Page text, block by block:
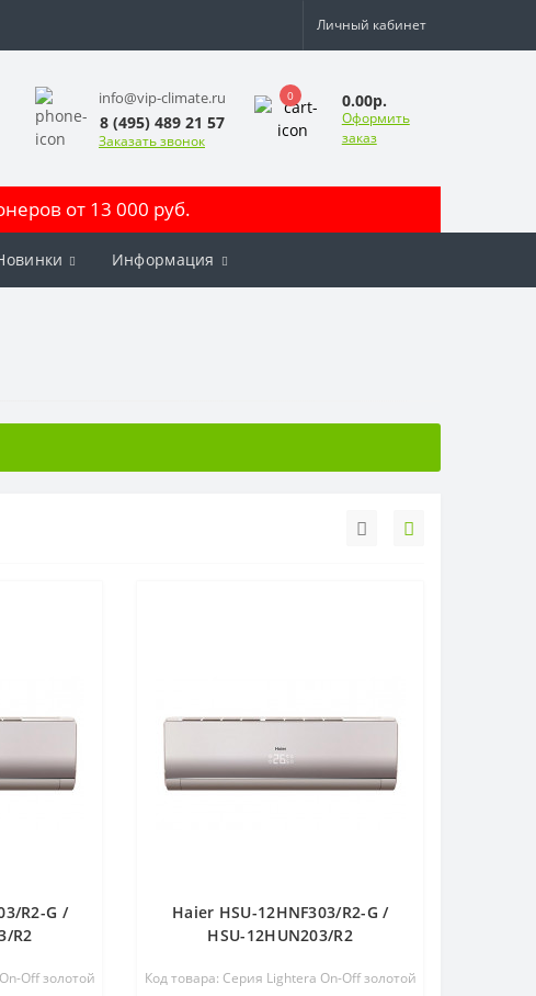
Личный кабинет
info@vip-climate.ru
8 (495) 489 21 57
Заказать звонок
0 0.00р.
Оформить
заказ
от 13 000 руб.
Информация
R2-G /
R2
Off золотой
Haier HSU-12HNF303/R2-G /
HSU-12HUN203/R2
Код товара: Серия Lightera On-Off золотой